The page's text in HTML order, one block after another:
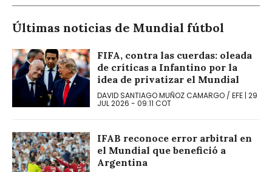
Últimas noticias de Mundial fútbol
FIFA, contra las cuerdas: oleada
de críticas a Infantino por la
idea de privatizar el Mundial
DAVID SANTIAGO MUÑOZ CAMARGO / EFE | 29
JUL 2026 - 09:11 COT
IFAB reconoce error arbitral en
el Mundial que benefició a
Argentina